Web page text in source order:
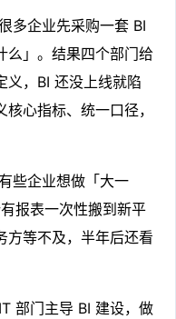
多企业先采购一套 BI
么」。结果四个部门给
义，BI 还没上线就陷
心指标、统一口径，
些企业想做「大一
报表一次性搬到新平
方等不及，半年后还看
IT 部门主导 BI 建设，做